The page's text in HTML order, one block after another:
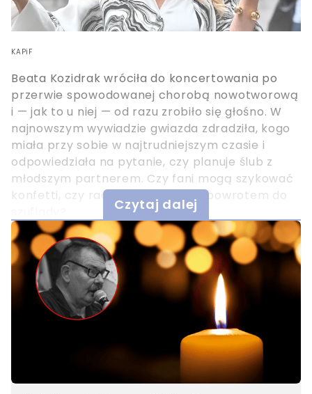
KAPiF
Beata Kozidrak wróciła do koncertowania po
przerwie spowodowanej chorobą nowotworową
i — jak to u niej — od razu zrobiło się głośno. W
najnowszym wywiadzie gwiazda zdradziła, kogo
miała przy sobie w najtrudniejszym czasie i
odpowiedziała na pytanie, czy planuje ślub z
młodszym partnerem. Czy fani mogą szykować
konfetti, czy raczej… odłożyć je z powrotem do
Czytaj dalej